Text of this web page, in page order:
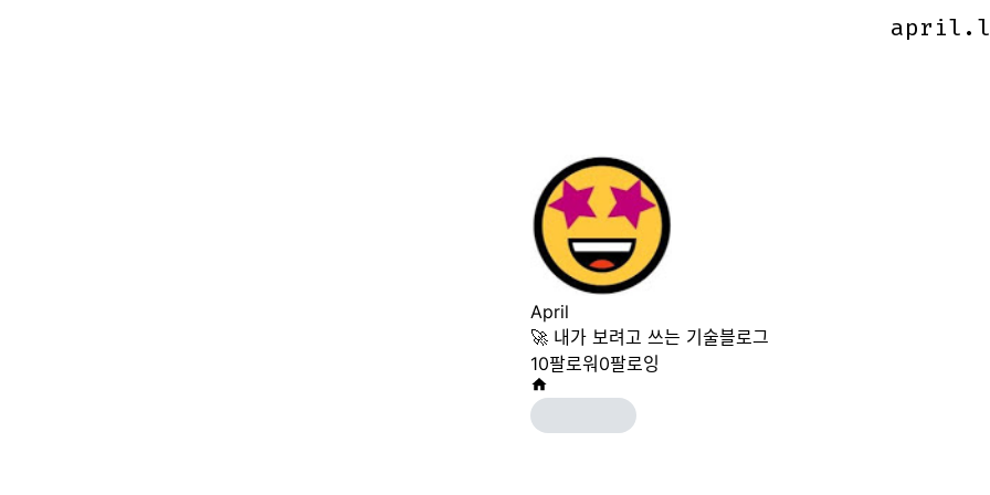
April
🚀 내가 보려고 쓰는 기술블로그
10팔로워 0팔로잉